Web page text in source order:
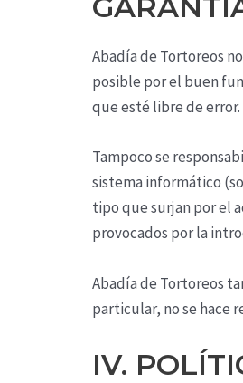
Abadía de Tortoreos
posible por el buen
que esté libre de error.
Tampoco se
sistema informático
tipo que surjan por el
provocados por la
Abadía de Tortoreos
particular, no se hace
IV.